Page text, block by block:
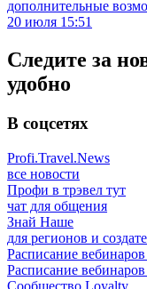
дополнительные
20 июля 15:51
Следите за
удобно
В соцсетях
Profi.Travel.News
все новости
Профи в трэвел тут
чат для общения
Знай Наше
для регионов и
Расписание
Расписание
Сообщество Loyalty